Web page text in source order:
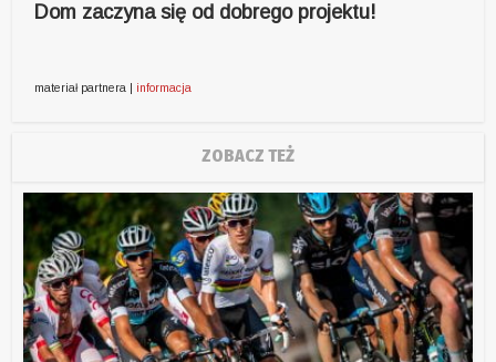
Dom zaczyna się od dobrego projektu!
materiał partnera | informacja
ZOBACZ TEŻ